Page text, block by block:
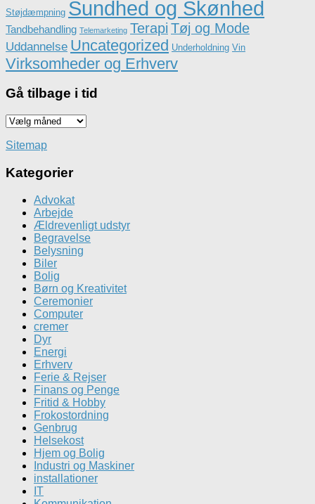
Støjdæmpning Sundhed og Skønhed
Tandbehandling Telemarketing Terapi Tøj og Mode
Uddannelse Uncategorized Underholdning Vin
Virksomheder og Erhverv
Gå tilbage i tid
Gå
iSitemap
Kategorier
Advokat
Arbejde
Ældrevenligt udstyr
Begravelse
Belysning
Biler
Bolig
Børn og Kreativitet
Ceremonier
Computer
cremer
Dyr
Energi
Erhverv
Ferie & Rejser
Finans og Penge
Fritid & Hobby
Frokostordning
Genbrug
Helsekost
Hjem og Bolig
Industri og Maskiner
installationer
IT